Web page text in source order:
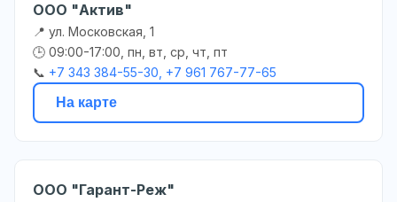
ООО "Актив"
📍 ул. Московская, 1
🕒 09:00-17:00, пн, вт, ср, чт, пт
📞 +7 343 384-55-30, +7 961 767-77-65
На карте
ООО "Гарант-Реж"